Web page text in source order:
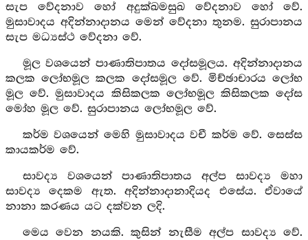
සැප වේදනාව හෝ අදුක්ඛමසුඛ වේදනාව හෝ වේ.
මුසාවාදය අදින්නාදානය මෙන් වේදනා තුනම. සුරාපානය
සැප මධ්‍යස්ථ වේදනා වේ.
මූල වශයෙන් පාණාතිපාතය දෝසමූලය. අදින්නාදානය
කලක ලෝභමූල කලක දෝසමූල වේ. මිච්ඡාචාරය ලෝභ
මූල වේ. මුසාවාදය කිසිකලක ලෝභමූල කිසිකලක දෝස
මෝහ මූල වේ. සුරාපානය ලෝභමූල වේ.
කර්ම වශයෙන් මෙහි මුසාවාදය වචී කර්ම වේ. සෙස්ස
කායකර්ම වේ.
සාවද්‍ය වශයෙන් පාණාතිපාතය අල්ප සාවද්‍ය මහා
සාවද්‍ය දෙකම ඇත. අදින්නාදානාදියද එසේය. ඒවායේ
නානා කරණය යට දක්වන ලදි.
මෙය වෙන නයකි. කුසින් නැසීම අල්ප සාවද්‍ය වේ.